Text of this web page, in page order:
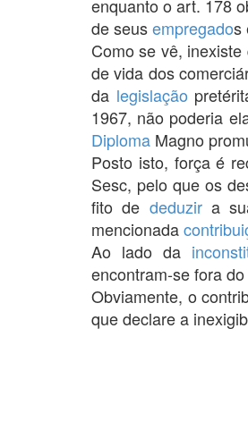
enquanto o art. 178
de seusempregados
Como se vê,
de vida dos
da legislação
1967, não poderia
Diploma Magno
Posto isto, força é
Sesc, pelo que os
fito de deduzira
mencionada
Ao lado da
encontram-se fora
Obviamente, o
que declare a